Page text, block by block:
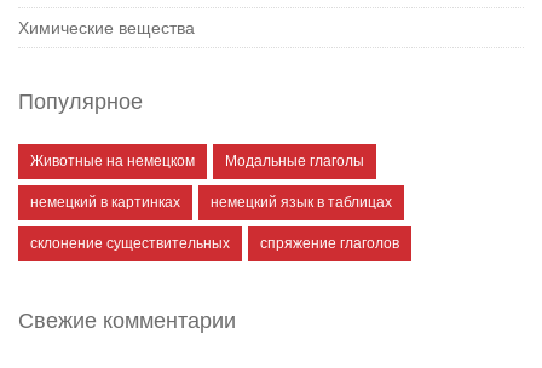
Химические вещества
Популярное
Животные на немецком Модальные глаголы
немецкий в картинках немецкий язык в таблицах
склонение существительных спряжение глаголов
Свежие комментарии